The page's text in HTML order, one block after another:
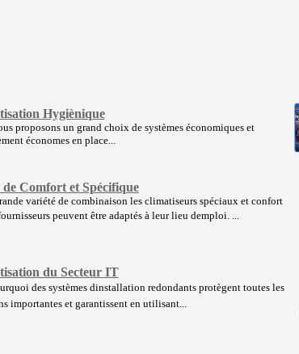
Hygiènique
proposons un grand choix de systèmes économiques et
économes en place...
Comfort et Spécifique
variété de combinaison les climatiseurs spéciaux et confort
peuvent être adaptés à leur lieu demploi. ...
du Secteur IT
des systèmes dinstallation redondants protègent toutes les
importantes et garantissent en utilisant...